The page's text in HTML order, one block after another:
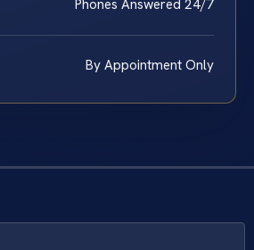
Phones Answered 24/7
By Appointment Only